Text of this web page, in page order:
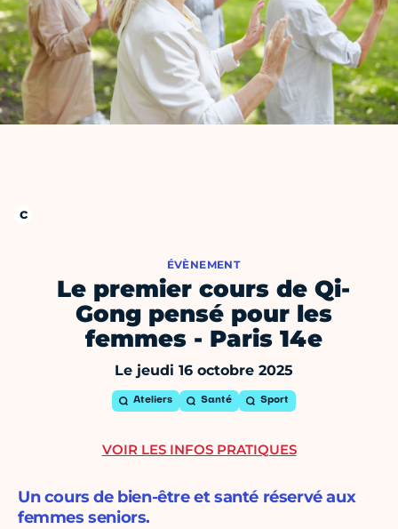
ÉVÈNEMENT
Le premier cours de Qi-
Gong pensé pour les
femmes - Paris 14e
Le jeudi 16 octobre 2025
Ateliers Santé Sport
Un cours de bien-être et santé réservé aux
femmes seniors.
VOIR LES INFOS PRATIQUES